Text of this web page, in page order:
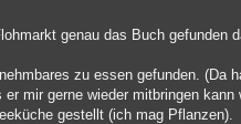
genau das Buch gefunden
zu essen gefunden. (Da
mir gerne wieder mitbringen
gestellt (ich mag Pflanzen).